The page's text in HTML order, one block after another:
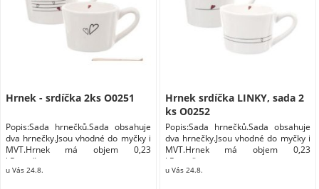
Materiál: Keramika
Barva: Bílá #ffffff
Barva: Černá #000000
Barva: Červená #dc143c
Hrnek - srdíčka 2ks O0251
Popis:Sada hrnečků.Sada obsahuje
dva hrnečky.Jsou vhodné do myčky i
MVT.Hrnek má objem 0,23
l.Rozměry:
u Vás 24.8.
Hrnek srdíčka LINKY, sada 2
ks O0252
Popis:Sada hrnečků.Sada obsahuje
dva hrnečky.Jsou vhodné do myčky i
MVT.Hrnek má objem 0,23
l.Rozměry:
u Vás 24.8.